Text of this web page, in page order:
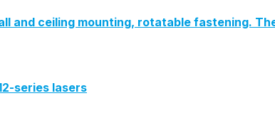
and ceiling mounting, rotatable fastening.
series lasers